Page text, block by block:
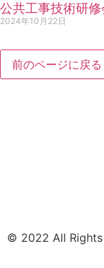
公共工事技術研
2024年10月22日
前のページに戻る
© 2022 All